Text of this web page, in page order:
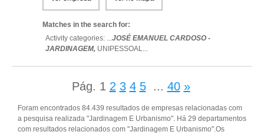
Matches in the search for:
Activity categories: ...JOSÉ EMANUEL CARDOSO -
JARDINAGEM, UNIPESSOAL...
Pág. 1 2 3 4 5 ... 40 »
Foram encontrados 84.439 resultados de empresas relacionadas com
a pesquisa realizada "Jardinagem E Urbanismo". Há 29 departamentos
com resultados relacionados com "Jardinagem E Urbanismo".Os